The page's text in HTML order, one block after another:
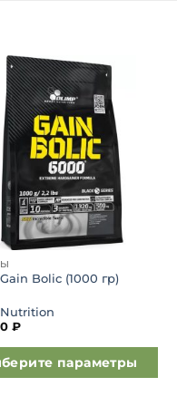
Добавить
в список
желаний
Bolic (1000 гр)
₽
параметры